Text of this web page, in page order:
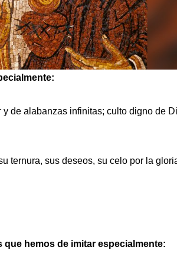
y de alabanzas infinitas; culto digno de
ternura, sus deseos, su celo por la
que hemos de imitar especialmente: